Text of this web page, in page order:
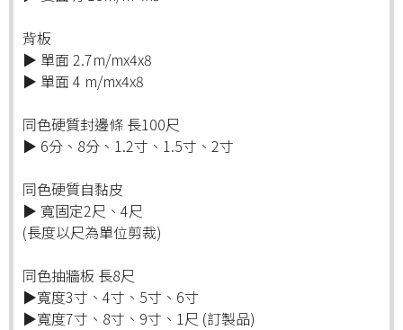
背板
▶ 單面 2.7m/mx4x8
▶ 單面 4 m/mx4x8
同色硬質封邊條 長100尺
▶ 6分、8分、1.2寸、1.5寸、2寸
同色硬質自黏皮
▶ 寬固定2尺、4尺
(長度以尺為單位剪裁)
同色抽牆板 長8尺
▶寬度3寸、4寸、5寸、6寸
▶寬度7寸、8寸、9寸、1尺 (訂製品)